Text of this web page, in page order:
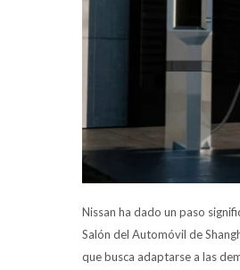
Nissan ha dado un paso
Salón del Automóvil de
que busca adaptarse a las